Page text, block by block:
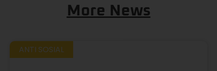
More News
ANTI SOSIAL